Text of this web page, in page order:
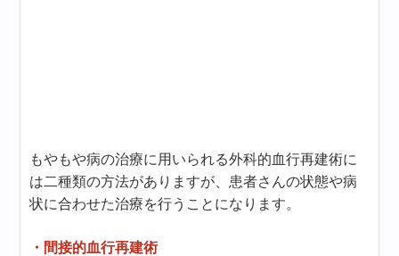
もやもや病の治療に用いられる外科的血行再建術に
は二種類の方法がありますが、患者さんの状態や病
状に合わせた治療を行うことになります。
・間接的血行再建術